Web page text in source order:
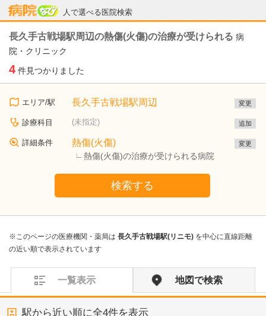
人で選べる医院検索
病院なび
長久手古戦場駅周辺の熱傷(火傷)の治療が受けられる 病
院・クリニック
4 件見つかりました
エリア/駅 長久手古戦場駅周辺 変更
診療科目 (未指定) 追加
詳細条件 熱傷(火傷)
熱傷(火傷)の治療が受けられる病院
変更
検索する
※このページの医療機関・薬局は 長久手古戦場駅(リニモ) を中心に直線距離
の近い順で表示されています
一覧表示 地図で検索
駅から近い順に全4件を表示